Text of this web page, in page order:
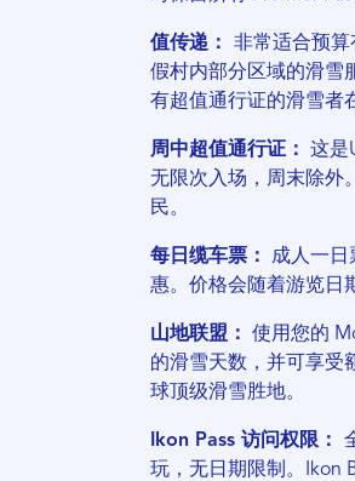
值传递：非常适合预
假村内部分区域的滑雪
有超值通行证的滑雪者
周中超值通行证：
这是
无限次入场，周末除外
民。
每日缆车票：
成人一日
惠。价格会随着游览日
山地联盟：
使用您的
的滑雪天数，并可享受
球顶级滑雪胜地。
Ikon Pass 访问权限：
玩，无日期限制。Ikon